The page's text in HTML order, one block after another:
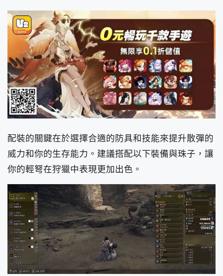
配裝的關鍵在於選擇合適的防具和技能來提升散彈的
威力和你的生存能力。建議搭配以下裝備與珠子，讓
你的輕弩在狩獵中表現更加出色。